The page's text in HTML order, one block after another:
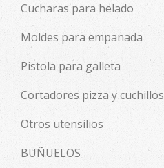
Cucharas para helado
Moldes para empanada
Pistola para galleta
Cortadores pizza y cuchillos
Otros utensilios
BUÑUELOS